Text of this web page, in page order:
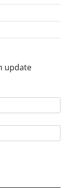
update